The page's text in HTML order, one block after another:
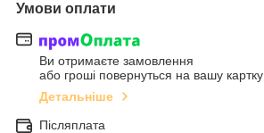
Умови оплати
Ви отримаєте замовлення
або гроші повернуться на вашу картку
Детальніше
Післяплата